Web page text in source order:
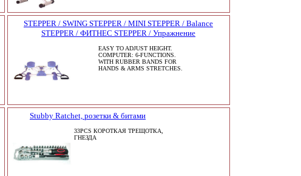
STEPPER / SWING STEPPER / MINI STEPPER / Balance
STEPPER / ФИТНЕС STEPPER / Упражнение
EASY TO ADJUST HEIGHT.
COMPUTER: 6-FUNCTIONS.
WITH RUBBER BANDS FOR
HANDS & ARMS STRETCHES.
Stubby Ratchet, розетки & битами
33PCS КОРОТКАЯ ТРЕЩОТКА,
ГНЕЗДА